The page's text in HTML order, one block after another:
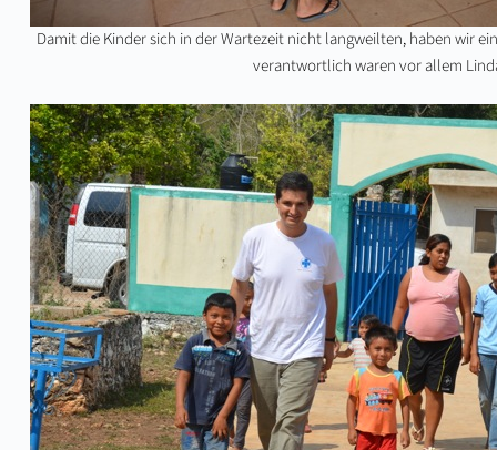
Damit die Kinder sich in der Wartezeit nicht langweilten, haben wir
verantwortlich waren vor allem